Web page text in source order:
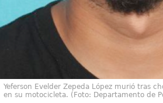
Yeferson Evelder Zepeda López murió tras
en su motocicleta. (Foto: Departamento de